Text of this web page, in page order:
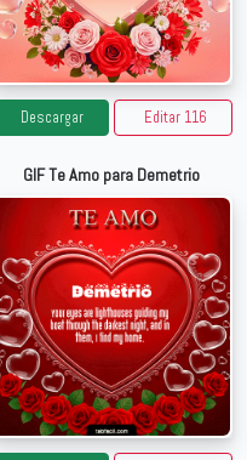
Descargar Editar 116
GIF Te Amo para Demetrio